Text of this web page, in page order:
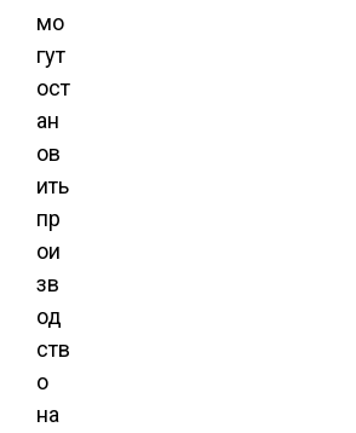
мо
гут
ост
ан
ов
ить
пр
ои
зв
од
ств
о
на